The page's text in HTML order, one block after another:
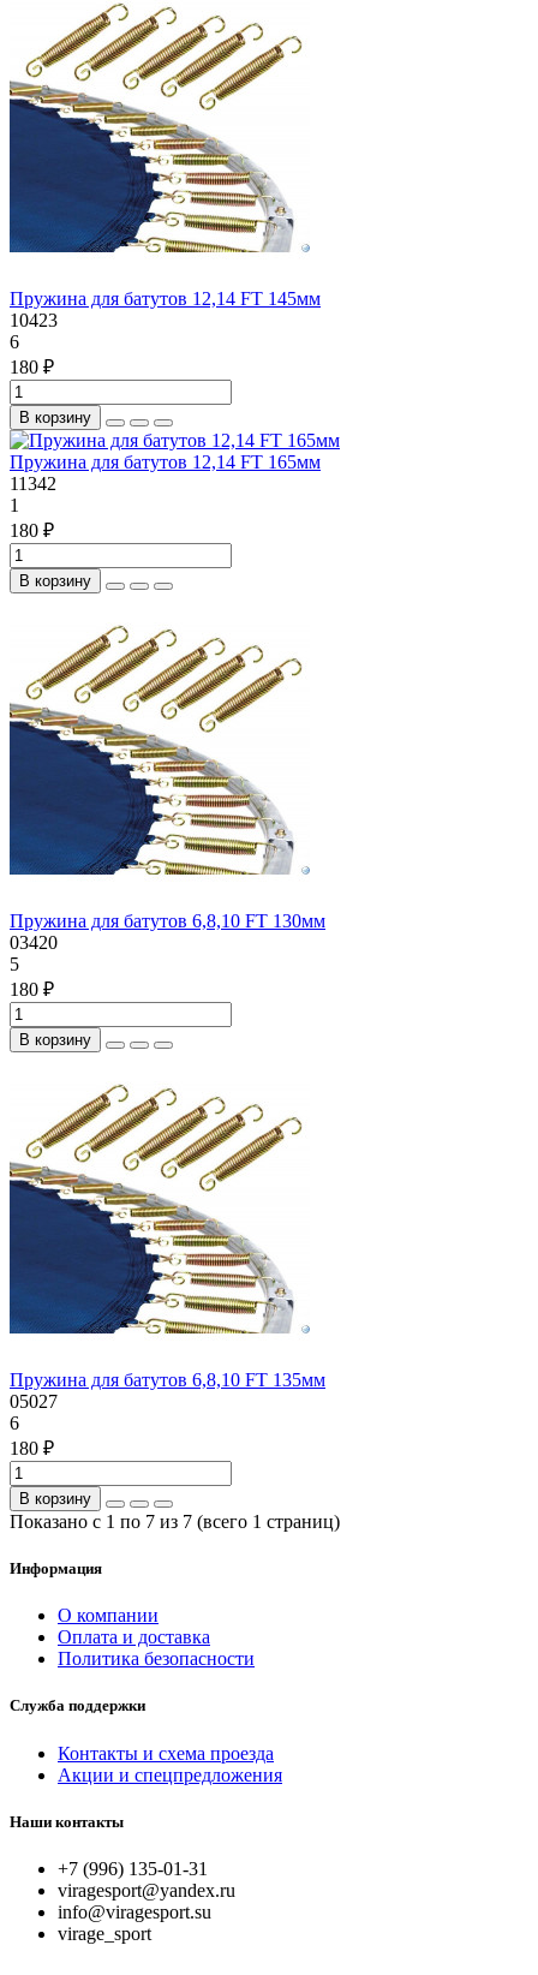
Пружина для батутов 12,14 FT 145мм
10423
6
180 ₽
В корзину
Пружина для батутов 12,14 FT 165мм
11342
1
180 ₽
В корзину
Пружина для батутов 6,8,10 FT 130мм
03420
5
180 ₽
В корзину
Пружина для батутов 6,8,10 FT 135мм
05027
6
180 ₽
В корзину
Показано с 1 по 7 из 7 (всего 1 страниц)
Информация
О компании
Оплата и доставка
Политика безопасности
Служба поддержки
Контакты и схема проезда
Акции и спецпредложения
Наши контакты
+7 (996) 135-01-31
viragesport@yandex.ru
info@viragesport.su
virage_sport